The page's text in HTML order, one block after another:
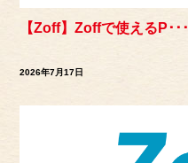
【Zoff】Zoffで使えるP･･･
2026年7月17日